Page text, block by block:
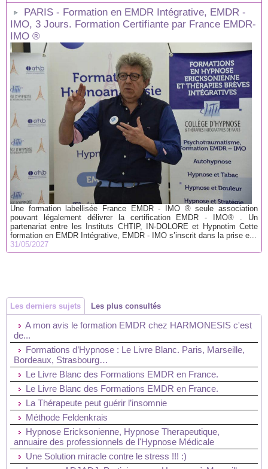
PARIS - Formation en EMDR Intégrative, EMDR -
IMO, 3 Jours. Formation Certifiante par France EMDR-
IMO ®
Une formation labellisée France EMDR - IMO ® seule association
pouvant légalement délivrer la certification EMDR - IMO® . Un
partenariat entre les Instituts CHTIP, IN-DOLORE et Hypnotim Cette
formation en EMDR Intégrative, EMDR - IMO s’inscrit dans la prise e...
31/05/2027
Les derniers sujets Les plus consultés
A mon avis le formation EMDR chez HARMONESIS c'est
de...
Formations d’Hypnose : Le Livre Blanc. Paris, Marseille,
Bordeaux, Strasbourg…
Le Livre Blanc des Formations EMDR en France.
Le Livre Blanc des Formations EMDR en France.
La Thérapeute peut guérir l’insomnie
Méthode Feldenkrais
Hypnose Ericksonienne, Hypnose Therapeutique,
annuaire des professionnels de l'Hypnose Médicale
Une Solution miracle contre le stress !!! :)